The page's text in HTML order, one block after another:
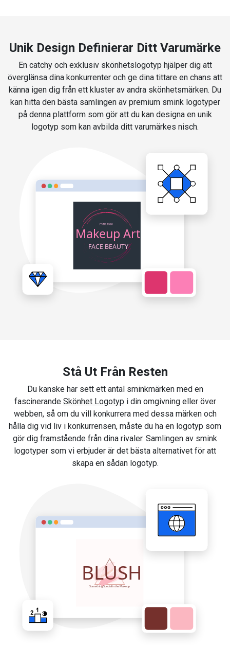
Unik Design Definierar Ditt Varumärke
En catchy och exklusiv skönhetslogotyp hjälper dig att
överglänsa dina konkurrenter och ge dina tittare en chans att
känna igen dig från ett kluster av andra skönhetsmärken. Du
kan hitta den bästa samlingen av premium smink logotyper
på denna plattform som gör att du kan designa en unik
logotyp som kan avbilda ditt varumärkes nisch.
Stå Ut Från Resten
Du kanske har sett ett antal sminkmärken med en
fascinerande Skönhet Logotyp i din omgivning eller över
webben, så om du vill konkurrera med dessa märken och
hålla dig vid liv i konkurrensen, måste du ha en logotyp som
gör dig framstående från dina rivaler. Samlingen av smink
logotyper som vi erbjuder är det bästa alternativet för att
skapa en sådan logotyp.